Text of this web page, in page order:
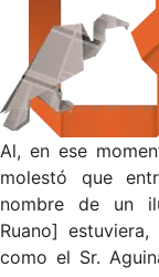
Al, en ese
molestó que
nombre de un
Ruano]
como el Sr.